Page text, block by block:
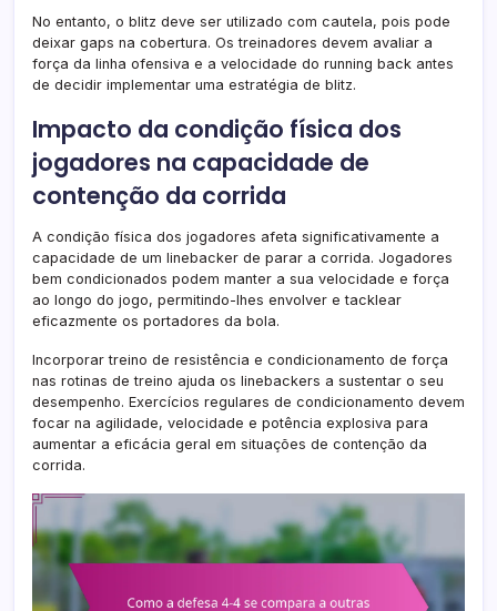
No entanto, o blitz deve ser utilizado com cautela, pois pode
deixar gaps na cobertura. Os treinadores devem avaliar a
força da linha ofensiva e a velocidade do running back antes
de decidir implementar uma estratégia de blitz.
Impacto da condição física dos
jogadores na capacidade de
contenção da corrida
A condição física dos jogadores afeta significativamente a
capacidade de um linebacker de parar a corrida. Jogadores
bem condicionados podem manter a sua velocidade e força
ao longo do jogo, permitindo-lhes envolver e tacklear
eficazmente os portadores da bola.
Incorporar treino de resistência e condicionamento de força
nas rotinas de treino ajuda os linebackers a sustentar o seu
desempenho. Exercícios regulares de condicionamento devem
focar na agilidade, velocidade e potência explosiva para
aumentar a eficácia geral em situações de contenção da
corrida.